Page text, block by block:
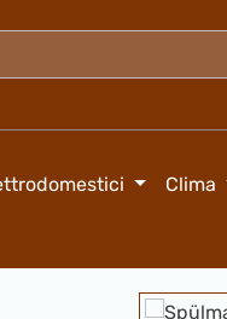
Clima
la galleria di immagini